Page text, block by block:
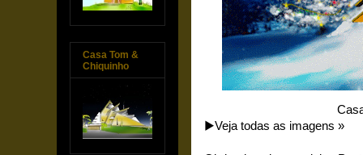
▶️Veja todas as imagens »
Casa Tom &
Chiquinho